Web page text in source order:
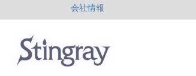
会社情報